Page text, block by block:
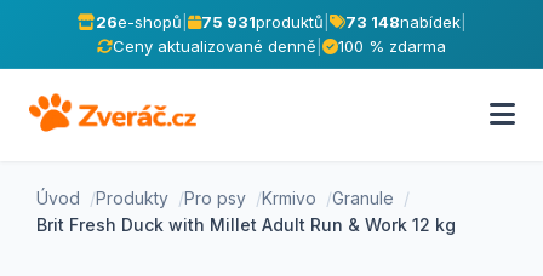
26e-shopů 75 931produktů 73 148nabídek|
Ceny aktualizované denně
100 % zdarma
Úvod Produkty Pro psy Krmivo
Granule
Brit Fresh Duck with Millet Adult Run & Work 12 kg